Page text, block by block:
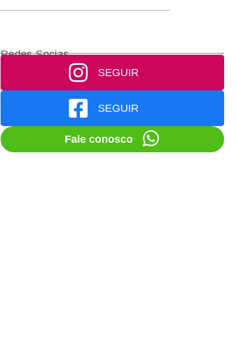
Redes Socias
SEGUIR
SEGUIR
Fale conosco